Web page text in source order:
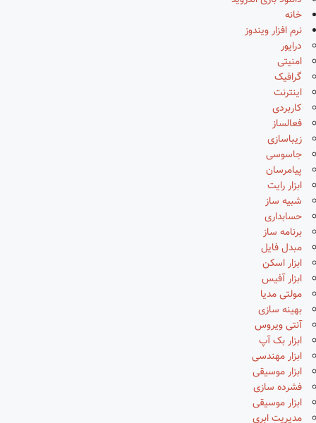
خانه
نرم افزار ویندوز
درایور
امنیتی
گرافیک
اینترنت
کاربردی
فعالساز
زیباسازی
جاسوسی
پیامرسان
ابزار رایت
شبیه ساز
حسابداری
برنامه ساز
مبدل فایل
ابزار اسکن
ابزار آفیس
مولتی مدیا
بهینه سازی
آنتی ویروس
ابزار بک آپ
ابزار مهندسی
ابزار موسیقی
فشرده سازی
ابزار موسیقی
مدیریت ابری